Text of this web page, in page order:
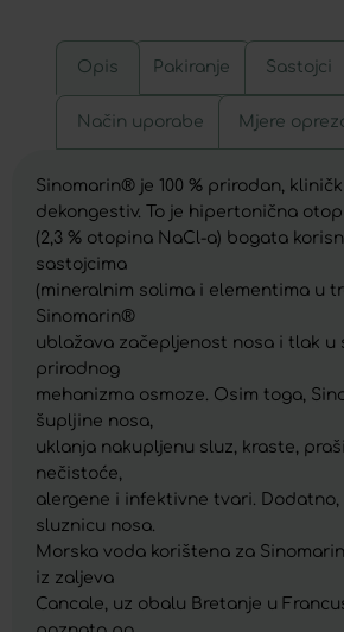
Opis Pakiranje Sastojci
Način uporabe Mjere
Sinomarin® je 100 % prirodan,
dekongestiv. To je hipertonična
(2,3 % otopina NaCl-a) bogata
sastojcima
(mineralnim solima i elementima u
Sinomarin®
ublažava začepljenost nosa i tlak u
prirodnog
mehanizma osmoze. Osim toga,
šupljine nosa,
uklanja nakupljenu sluz, kraste,
nečistoće,
alergene i infektivne tvari.
sluznicu nosa.
Morska voda korištena za
iz zaljeva
Cancale, uz obalu Bretanje u